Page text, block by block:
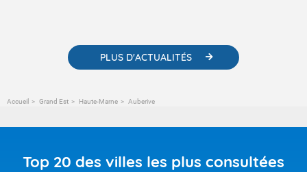
PLUS D'ACTUALITÉS
Accueil Grand Est Haute-Marne Auberive
Top 20 des villes les plus consultées